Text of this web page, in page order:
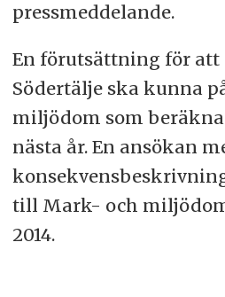
pressmeddelande.
En förutsättning för att
Södertälje ska kunna
miljödom som
nästa år. En ansökan
till Mark- och
2014.